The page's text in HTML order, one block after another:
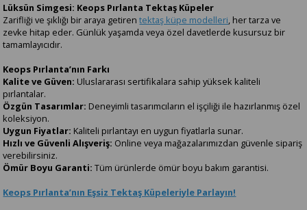
Lüksün Simgesi: Keops Pırlanta Tektaş Küpeler
Zarifliği ve şıklığı bir araya getirentektaş küpe modelleri, her tarza ve
zevke hitap eder. Günlük yaşamda veya özel davetlerde kusursuz bir
tamamlayıcıdır.
Keops Pırlanta’nın Farkı
Kalite ve Güven: Uluslararası sertifikalara sahip yüksek kaliteli
pırlantalar.
Özgün Tasarımlar: Deneyimli tasarımcıların el işçiliği ile hazırlanmış özel
koleksiyon.
Uygun Fiyatlar: Kaliteli pırlantayı en uygun fiyatlarla sunar.
Hızlı ve Güvenli Alışveriş: Online veya mağazalarımızdan güvenle sipariş
verebilirsiniz.
Ömür Boyu Garanti: Tüm ürünlerde ömür boyu bakım garantisi.
Keops Pırlanta’nın Eşsiz Tektaş Küpeleriyle Parlayın!